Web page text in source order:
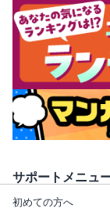
サポートメニュ
初めての方へ